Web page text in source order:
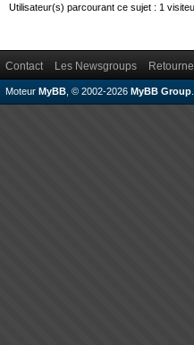
Utilisateur(s) parcourant ce sujet : 1
Contact Les Newsgroups
Moteur MyBB, © 2002-2026 MyBB Group.